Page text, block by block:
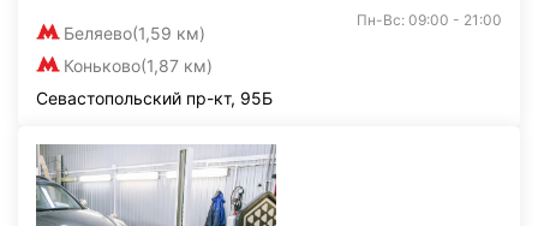
Беляево(1,59 км)
Коньково(1,87 км)
Пн-Вс: 09:00 - 21:00
Севастопольский пр-кт, 95Б